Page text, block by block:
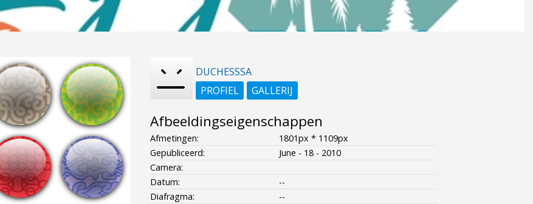
DUCHESSSA
PROFIEL
GALLERIJ
Afbeeldingseigenschappen
Afmetingen:
1801px * 1109px
Gepubliceerd:
June - 18 - 2010
Camera:
Datum:
--
Diafragma:
--